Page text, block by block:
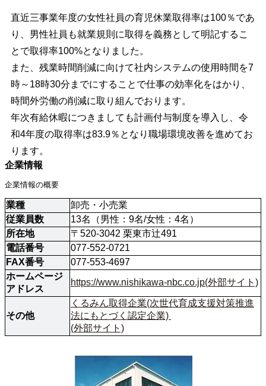
直近三事業年度の女性社員の育児休業取得率は100％であ
り、男性社員も就業規則に取得を義務として明記するこ
とで取得率100%となりました。
また、残業時間削減に向けて社内システムの使用時間を7
時～18時30分までにすることで仕事の効率化をはかり、
時間外労働の削減に取り組んでおります。
年次有給休暇につきましても計画付与制度を導入し、令
和4年度の取得率は83.9％となり職場環境改善を進めてお
ります。
企業情報
企業情報の概要
業種
卸売・小売業
従業員数
13名（男性：9名/女性：4名）
所在地
〒520-3042 栗東市辻491
電話番号
077-552-0721
FAX番号
077-553-4697
ホームページ
アドレス
https://www.nishikawa-nbc.co.jp(外部サイト)
その他
くるみん取得企業(次世代育成支援対策推進
法にもとづく認定企業)
(外部サイト)